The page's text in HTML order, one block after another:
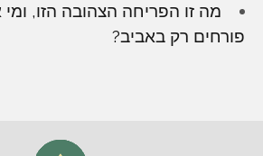
מה זו הפריחה הצהובה הזו,
פורחים רק באביב?